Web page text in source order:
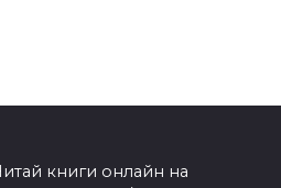
книги онлайн на